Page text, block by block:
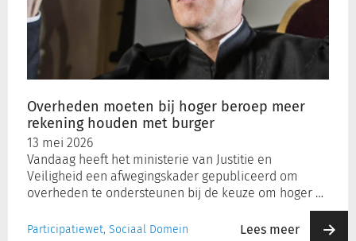
Overheden moeten bij hoger beroep meer
rekening houden met burger
13 mei 2026
Vandaag heeft het ministerie van Justitie en
Veiligheid een afwegingskader gepubliceerd om
overheden te ondersteunen bij de keuze om hoger …
Participatiewet, Sociaal Domein Lees meer
hoger
beroep
meer
rekening
houden
met
burger